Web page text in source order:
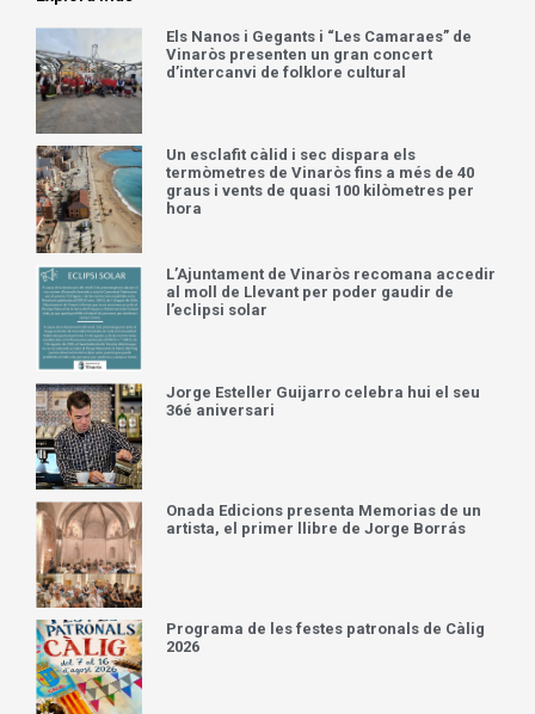
Els Nanos i Gegants i “Les Camaraes” de
Vinaròs presenten un gran concert
d’intercanvi de folklore cultural
Un esclafit càlid i sec dispara els
termòmetres de Vinaròs fins a més de 40
graus i vents de quasi 100 kilòmetres per
hora
L’Ajuntament de Vinaròs recomana accedir
al moll de Llevant per poder gaudir de
l’eclipsi solar
Jorge Esteller Guijarro celebra hui el seu
36é aniversari
Onada Edicions presenta Memorias de un
artista, el primer llibre de Jorge Borrás
Programa de les festes patronals de Càlig
2026